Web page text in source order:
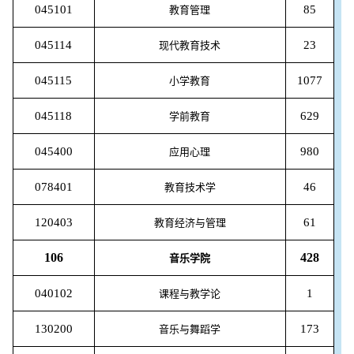
045101 教育管理 85
045114 现代教育技术 23
045115 小学教育 1077
045118 学前教育 629
045400 应用心理 980
078401 教育技术学 46
120403 教育经济与管理 61
106 音乐学院 428
040102 课程与教学论 1
130200 音乐与舞蹈学 173